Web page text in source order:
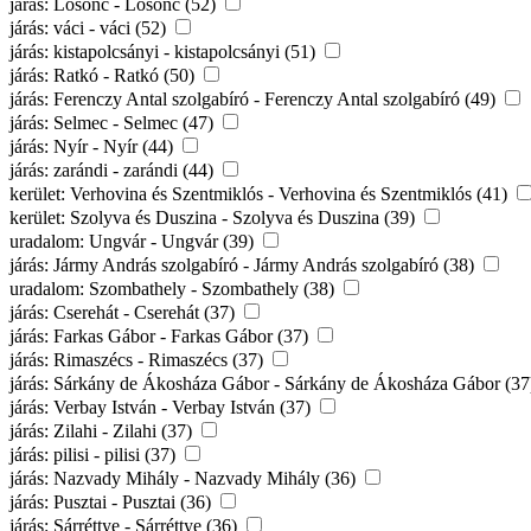
járás: Losonc - Losonc (52)
járás: váci - váci (52)
járás: kistapolcsányi - kistapolcsányi (51)
járás: Ratkó - Ratkó (50)
járás: Ferenczy Antal szolgabíró - Ferenczy Antal szolgabíró (49)
járás: Selmec - Selmec (47)
járás: Nyír - Nyír (44)
járás: zarándi - zarándi (44)
kerület: Verhovina és Szentmiklós - Verhovina és Szentmiklós (41)
kerület: Szolyva és Duszina - Szolyva és Duszina (39)
uradalom: Ungvár - Ungvár (39)
járás: Jármy András szolgabíró - Jármy András szolgabíró (38)
uradalom: Szombathely - Szombathely (38)
járás: Cserehát - Cserehát (37)
járás: Farkas Gábor - Farkas Gábor (37)
járás: Rimaszécs - Rimaszécs (37)
járás: Sárkány de Ákosháza Gábor - Sárkány de Ákosháza Gábor
járás: Verbay István - Verbay István (37)
járás: Zilahi - Zilahi (37)
járás: pilisi - pilisi (37)
járás: Nazvady Mihály - Nazvady Mihály (36)
járás: Pusztai - Pusztai (36)
járás: Sárréttye - Sárréttye (36)